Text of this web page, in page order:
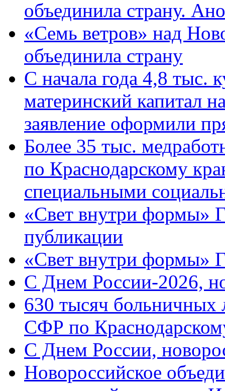
объединила страну.
«Семь ветров» над
объединила страну
С начала года 4,8 тыс.
материнский капитал
заявление оформили
Более 35 тыс.
по Краснодарскому
специальными
«Свет внутри формы»
публикации
«Свет внутри формы»
C Днем России-2026,
630 тысяч больничных
СФР по
C Днем России,
Новороссийское